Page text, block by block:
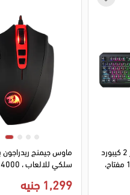
كيبورد ريدراجون سنتور 2 كيبورد
جيمنج ميكانيكال ، 104 مفتاح،
ماوس جيمنج ريدراجون
اسود، M901W-1
1,299 جنيه